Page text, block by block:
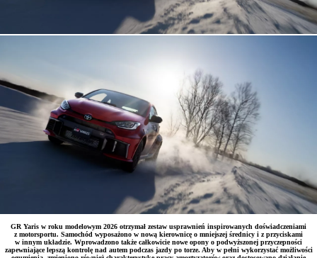
GR Yaris w roku modelowym 2026 otrzymał zestaw usprawnień inspirowanych doświadczeniami
z motorsportu. Samochód wyposażono w nową kierownicę o mniejszej średnicy i z przyciskami
w innym układzie. Wprowadzono także całkowicie nowe opony o podwyższonej przyczepności
zapewniające lepszą kontrolę nad autem podczas jazdy po torze. Aby w pełni wykorzystać możliwości